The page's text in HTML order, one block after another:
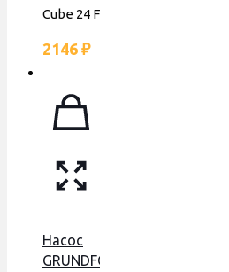
Cube 24 F
2146 ₽
Насос
GRUNDFOS